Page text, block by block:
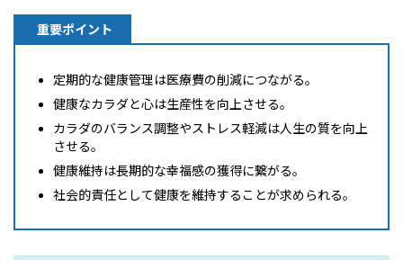
重要ポイント
定期的な健康管理は医療費の削減につながる。
健康なカラダと心は生産性を向上させる。
カラダのバランス調整やストレス軽減は人生の質を向上
させる。
健康維持は長期的な幸福感の獲得に繋がる。
社会的責任として健康を維持することが求められる。